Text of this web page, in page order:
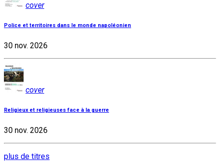
cover
Police et territoires dans le monde napoléonien
30 nov. 2026
cover
Religieux et religieuses face à la guerre
30 nov. 2026
plus de titres